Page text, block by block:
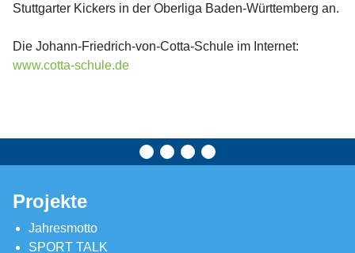
Stuttgarter Kickers in der Oberliga Baden-Württemberg an.
Die Johann-Friedrich-von-Cotta-Schule im Internet:
www.cotta-schule.de
Projekte
Jahresmotto
SPORT TALK